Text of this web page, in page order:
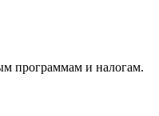
программам и налогам.